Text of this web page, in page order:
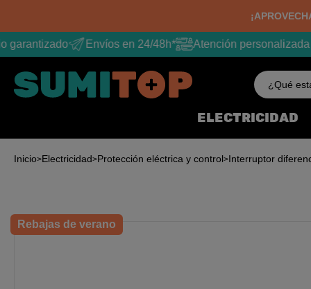
Envíos en 24/48h* Atención personalizada
¿Qué
ELECTRICIDAD
Inicio Electricidad Protección eléctrica y control Interruptor
Rebajas de verano